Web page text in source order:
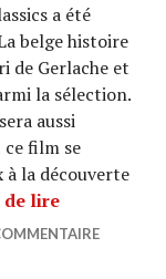
a été
belge histoire
de Gerlache et
la sélection.
aussi
film se
à la découverte
de lireCANNES